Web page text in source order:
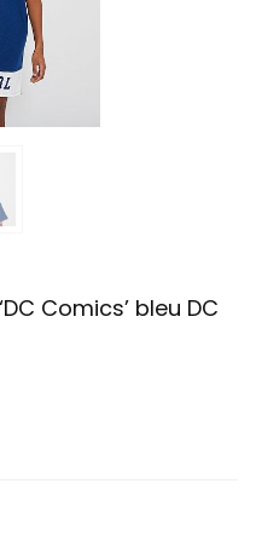
Comics’ bleu DC